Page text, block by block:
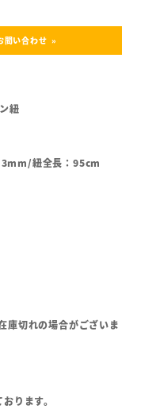
問い合わせ
紐
紐全長：95cm
庫切れの場合がございま
ります。